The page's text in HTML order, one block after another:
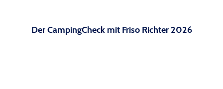
Der CampingCheck mit Friso Richter 2026